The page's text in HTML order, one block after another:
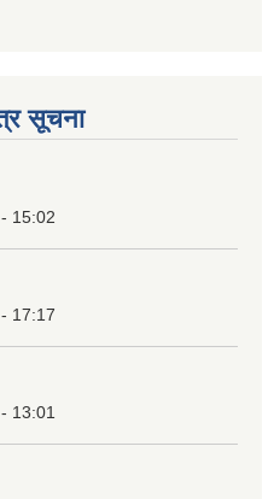
सूचना
15:02
17:17
13:01